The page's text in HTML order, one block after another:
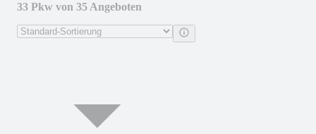
33 Pkw von 35 Angeboten